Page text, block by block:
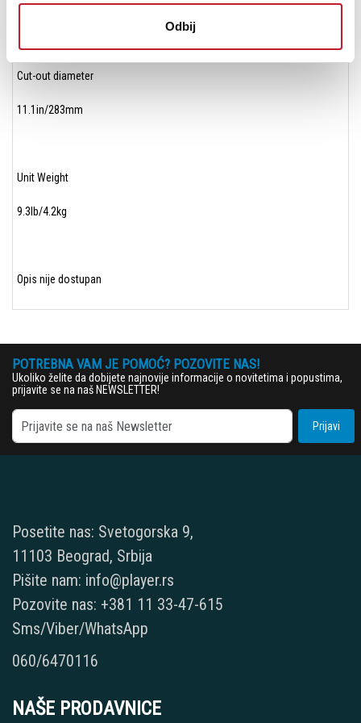
Odbij
6.5in/165mm
Cut-out diameter
11.1in/283mm
Unit Weight
9.3lb/4.2kg
Opis nije dostupan
POTREBNA VAM JE POMOĆ? POZOVITE NAS!
Ukoliko želite da dobijete najnovije informacije o novitetima i popustima,
prijavite se na naš NEWSLETTER!
Prijavi
Posetite nas: Svetogorska 9,
11103 Beograd, Srbija
Pišite nam: info@player.rs
Pozovite nas: +381 11 33-47-615
Sms/Viber/WhatsApp
060/6470116
NAŠE PRODAVNICE